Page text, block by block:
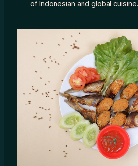
of Indonesian and global cuisine.